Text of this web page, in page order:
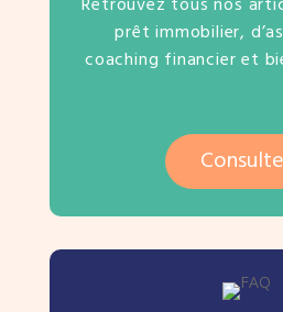
prêt immobilier,
coaching financier et